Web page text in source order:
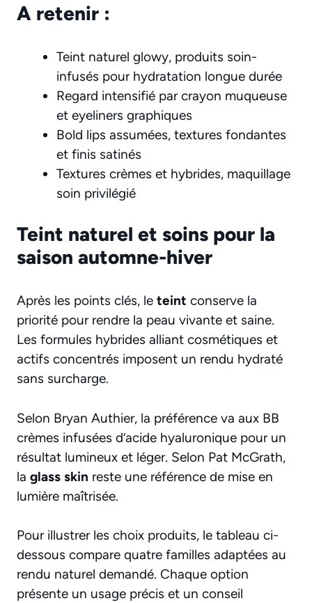
A retenir :
Teint naturel glowy, produits soin-
infusés pour hydratation longue durée
Regard intensifié par crayon muqueuse
et eyeliners graphiques
Bold lips assumées, textures fondantes
et finis satinés
Textures crèmes et hybrides, maquillage
soin privilégié
Teint naturel et soins pour la
saison automne-hiver
Après les points clés, le teint conserve la
priorité pour rendre la peau vivante et saine.
Les formules hybrides alliant cosmétiques et
actifs concentrés imposent un rendu hydraté
sans surcharge.
Selon Bryan Authier, la préférence va aux BB
crèmes infusées d’acide hyaluronique pour un
résultat lumineux et léger. Selon Pat McGrath,
la glass skin reste une référence de mise en
lumière maîtrisée.
Pour illustrer les choix produits, le tableau ci-
dessous compare quatre familles adaptées au
rendu naturel demandé. Chaque option
présente un usage précis et un conseil